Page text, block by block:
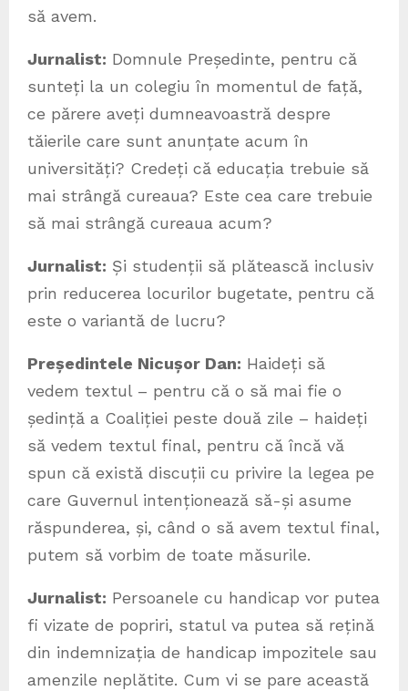
să avem.
Jurnalist: Domnule Președinte, pentru că
sunteți la un colegiu în momentul de față,
ce părere aveți dumneavoastră despre
tăierile care sunt anunțate acum în
universități? Credeți că educația trebuie să
mai strângă cureaua? Este cea care trebuie
să mai strângă cureaua acum?
Jurnalist: Și studenții să plătească inclusiv
prin reducerea locurilor bugetate, pentru că
este o variantă de lucru?
Președintele Nicușor Dan: Haideți să
vedem textul – pentru că o să mai fie o
ședință a Coaliției peste două zile – haideți
să vedem textul final, pentru că încă vă
spun că există discuții cu privire la legea pe
care Guvernul intenționează să-și asume
răspunderea, și, când o să avem textul final,
putem să vorbim de toate măsurile.
Jurnalist: Persoanele cu handicap vor putea
fi vizate de popriri, statul va putea să rețină
din indemnizația de handicap impozitele sau
amenzile neplătite. Cum vi se pare această